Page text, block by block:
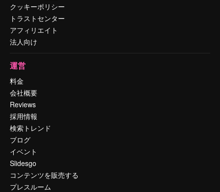
クッキーポリシー
トラストセンター
アフィリエイト
法人向け
運営
料金
会社概要
Reviews
採用情報
検索トレンド
ブログ
イベント
Slidesgo
コンテンツを販売する
プレスルーム